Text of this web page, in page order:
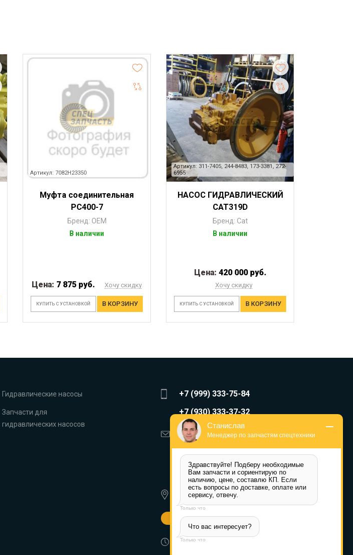
Артикул: 7082H23350
Муфта соединительная
PC400-7
Бренд: OEM
В наличии
Цена: 7 875 руб. Хочу скидку
КУПИТЬ С УСТАНОВКОЙ В КОРЗИНУ
Артикул: 311-7405, 244-8483, 173-3381, 272-
6955
НАСОС ГИДРАВЛИЧЕСКИЙ
CAT319D
Бренд: Cat
В наличии
Цена: 420 000 руб.
Хочу скидку
КУПИТЬ С УСТАНОВКОЙ В КОРЗИНУ
Гидравлические насосы
Запчасти для
гидравлических насосов
+7 (999) 333-75-84
+7 (930) 333-37-32
zakaz@reduktor40.ru
reductor-40@mail.ru
reduktora40@mail.ru
620010, г. Екатеринбург, ул.
Альпинистов 77а
Другие города
Пн-Пт: 8:30-17:30 (МСК) Сб-Вс:
Станислав
Менеджер по запчастям спецтехники
Здравствуйте! Подберу необходимые
Вам запчасти и сориентирую по
наличию, цене, составлю КП. Если
есть вопросы по доставке, оплате или
сервису, отвечу.
Только что
Что вас интересует?
Только что